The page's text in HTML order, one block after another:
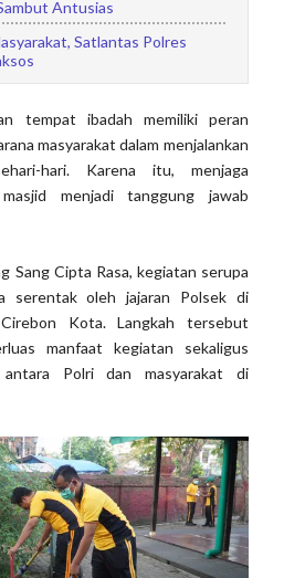
Antusias
Satlantas Polres
tempat ibadah memiliki peran
masyarakat dalam menjalankan
hari. Karena itu, menjaga
menjadi tanggung jawab
Sang Cipta Rasa, kegiatan serupa
serentak oleh jajaran Polsek di
Kota. Langkah tersebut
manfaat kegiatan sekaligus
antara Polri dan masyarakat di